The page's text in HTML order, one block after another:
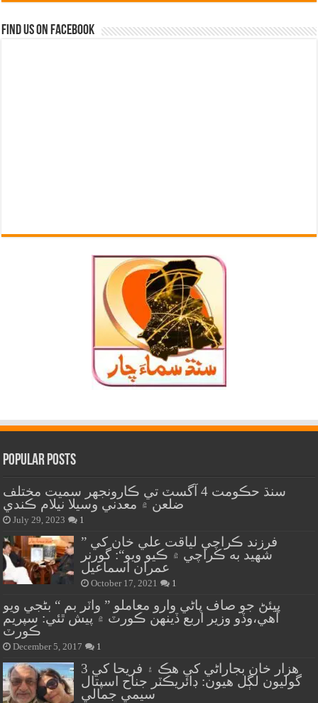
Find us on Facebook
Popular Posts
سنڌ حڪومت 4 آگسٽ تي ڪارونجهر سميت مختلف
ضلعن ۾ معدني وسيلا نيلام ڪندي
July 29, 2023 1
” فرزند ڪراچي لياقت علي خان کي
شهيد به ڪراچي ۾ ڪيو ويو“: گورنر
عمران اسماعيل
October 17, 2021 1
پيئڻ جو صاف پاڻي وارو معاملو ” واٽر بم “ بڻجي ويو
آهي،وڏو وزير اربع ڏينهن ڪورٽ ۾ پيش ٿئي: سپريم
ڪورٽ
December 5, 2017 1
هزار خان بجاراڻي کي هڪ ۽ فريحا کي 3
گوليون لڳل هيون: ڊائريڪٽر جناح اسپتال
سيمي جمالي